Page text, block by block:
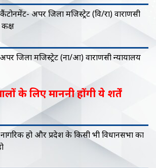
अपर जिला मजिस्ट्रेट (वि/रा) वाराणसी
जिला मजिस्ट्रेट (ना/आ) वाराणसी न्यायालय
के लिए माननी होंगी ये शर्तें
हो और प्रदेश के किसी भी विधानसभा का